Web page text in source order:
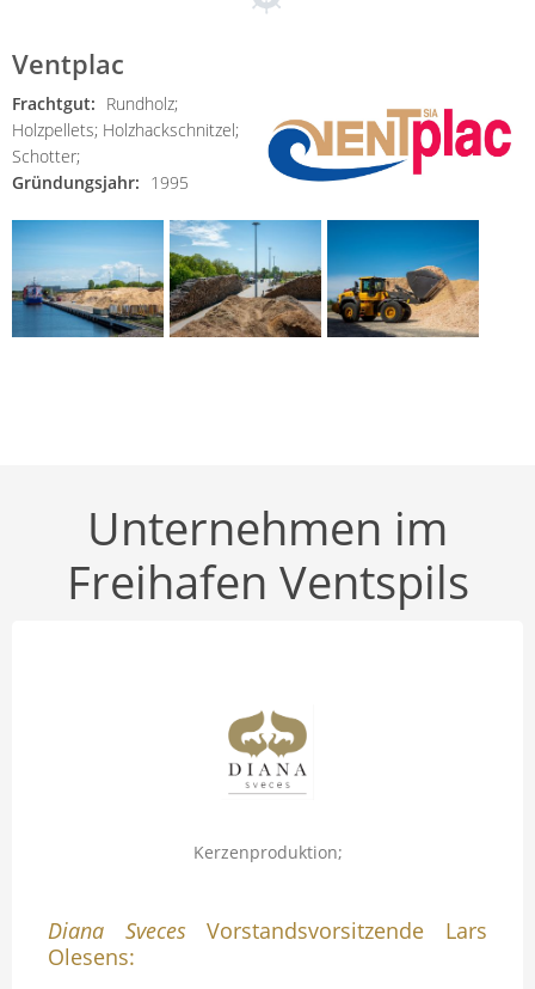
Ventplac
Frachtgut: Rundholz;
Holzpellets; Holzhackschnitzel;
Schotter;
Gründungsjahr: 1995
Unternehmen im
Freihafen Ventspils
Kerzenproduktion;
Diana SvecesVorstandsvorsitzende Lars
Olesens: